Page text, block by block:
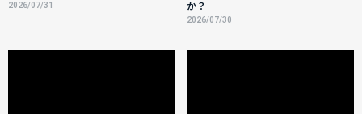
2026/07/31
か？
2026/07/30